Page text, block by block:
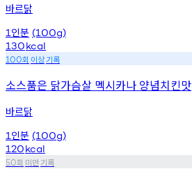
바르닭
1 인분 (100g)
130kcal
100회 이상기록
소스품은 닭가슴살 멕시카나 양념치킨맛
바르닭
1 인분 (100g)
120kcal
50회 미만기록